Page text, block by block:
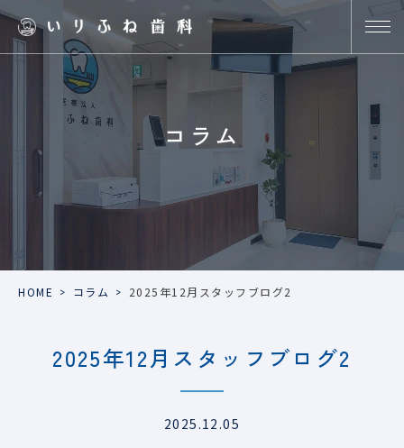
コラム
HOME > コラム > 2025年12月スタッフブログ2
2025年12月スタッフブログ2
2025.12.05